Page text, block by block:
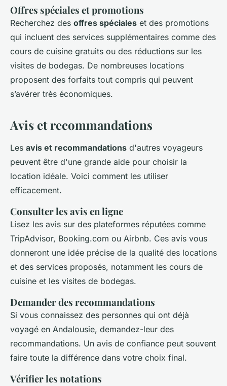
Offres spéciales et promotions
Recherchez des offres spéciales et des promotions
qui incluent des services supplémentaires comme des
cours de cuisine gratuits ou des réductions sur les
visites de bodegas. De nombreuses locations
proposent des forfaits tout compris qui peuvent
s’avérer très économiques.
Avis et recommandations
Les avis et recommandations d'autres voyageurs
peuvent être d'une grande aide pour choisir la
location idéale. Voici comment les utiliser
efficacement.
Consulter les avis en ligne
Lisez les avis sur des plateformes réputées comme
TripAdvisor, Booking.com ou Airbnb. Ces avis vous
donneront une idée précise de la qualité des locations
et des services proposés, notamment les cours de
cuisine et les visites de bodegas.
Demander des recommandations
Si vous connaissez des personnes qui ont déjà
voyagé en Andalousie, demandez-leur des
recommandations. Un avis de confiance peut souvent
faire toute la différence dans votre choix final.
Vérifier les notations